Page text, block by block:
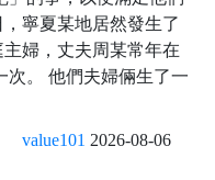
寧夏某地居然發生了
婦，丈夫周某常年在
次。 他們夫婦倆生了一
value101 2026-08-06